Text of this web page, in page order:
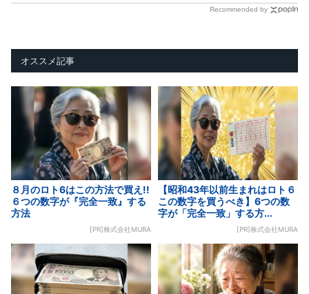
Recommended by
オススメ記事
８月のロト6はこの方法で買え!!
６つの数字が『完全一致』する
方法
[PR]株式会社MURA
【昭和43年以前生まれはロト６
この数字を買うべき】6つの数
字が「完全一致」する方...
[PR]株式会社MURA